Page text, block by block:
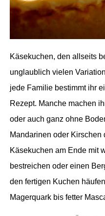
Käsekuchen, den allseits
unglaublich vielen
jede Familie bestimmt ihr
Rezept. Manche machen
oder auch ganz ohne
Mandarinen oder Kirschen
Käsekuchen am Ende mit
bestreichen oder einen
den fertigen Kuchen
Magerquark bis fetter